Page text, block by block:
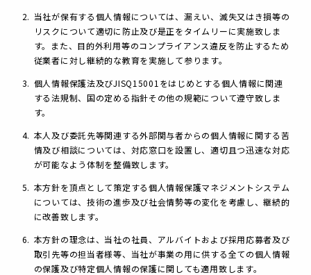
当社が保有する個人情報については、漏えい、滅失又はき損等の
リスクについて適切に防止及び是正をタイムリーに実施致しま
す。また、目的外利用等のコンプライアンス違反を防止するため
従業者に対し継続的な教育を実施して参ります。
個人情報保護法及びJISQ15001をはじめとする個人情報に関連
する法規制、国の定める指針その他の規範について遵守致しま
す。
本人及び委託先等関連する外部関与者からの個人情報に関する苦
情及び相談については、対応窓口を設置し、適切且つ迅速な対応
が可能なよう体制を整備致します。
本方針を頂点として策定する個人情報保護マネジメントシステム
については、技術の進歩及び社会情勢等の変化を考慮し、継続的
に改善致します。
本方針の理念は、当社の社員、アルバイトおよび採用応募者及び
取引先等の担当者様等、当社が事業の用に供する全ての個人情報
の保護及び特定個人情報の保護に関しても適用致します。